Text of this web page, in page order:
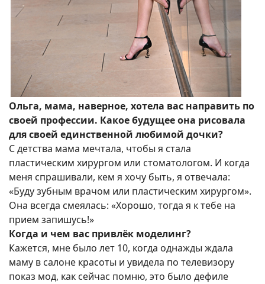
Ольга, мама, наверное, хотела вас направить по
своей профессии. Какое будущее она рисовала
для своей единственной любимой дочки?
С детства мама мечтала, чтобы я стала
пластическим хирургом или стоматологом. И когда
меня спрашивали, кем я хочу быть, я отвечала:
«Буду зубным врачом или пластическим хирургом».
Она всегда смеялась: «Хорошо, тогда я к тебе на
прием запишусь!»
Когда и чем вас привлёк моделинг?
Кажется, мне было лет 10, когда однажды ждала
маму в салоне красоты и увидела по телевизору
показ мод, как сейчас помню, это было дефиле